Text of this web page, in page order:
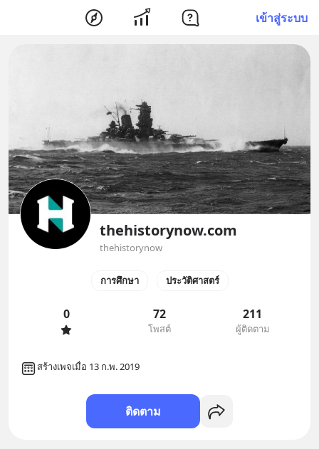
เข้าสู่ระบบ
thehistorynow.com
thehistorynow
การศึกษา ประวัติศาสตร์
0 72
โพสต์
211
ผู้ติดตาม
สร้างเพจเมื่อ 13 ก.พ. 2019
ติดตาม